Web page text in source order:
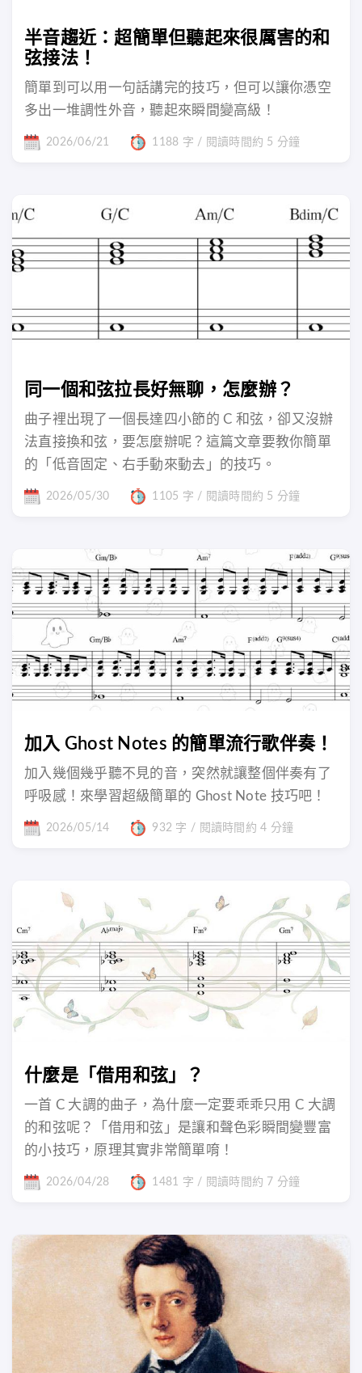
半音趨近：超簡單但聽起來很厲害的和
弦接法！
簡單到可以用一句話講完的技巧，但可以讓你憑空
多出一堆調性外音，聽起來瞬間變高級！
2026/06/21 1188 字 / 閱讀時間約 5 分鐘
同一個和弦拉長好無聊，怎麼辦？
曲子裡出現了一個長達四小節的 C 和弦，卻又沒辦
法直接換和弦，要怎麼辦呢？這篇文章要教你簡單
的「低音固定、右手動來動去」的技巧。
2026/05/30 1105 字 / 閱讀時間約 5 分鐘
加入 Ghost Notes 的簡單流行歌伴奏！
加入幾個幾乎聽不見的音，突然就讓整個伴奏有了
呼吸感！來學習超級簡單的 Ghost Note 技巧吧！
2026/05/14 932 字 / 閱讀時間約 4 分鐘
什麼是「借用和弦」？
一首 C 大調的曲子，為什麼一定要乖乖只用 C 大調
的和弦呢？「借用和弦」是讓和聲色彩瞬間變豐富
的小技巧，原理其實非常簡單唷！
2026/04/28 1481 字 / 閱讀時間約 7 分鐘